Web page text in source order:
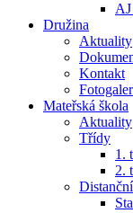
Družina
Aktuality
Kontakt
Mateřská škola
Aktuality
Třídy
1.
2.